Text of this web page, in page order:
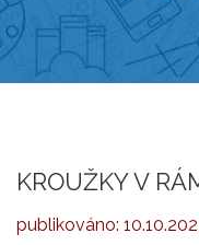
KROUŽKY V
publikováno: